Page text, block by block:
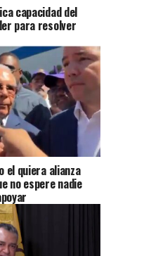
capacidad del
para resolver
el quiera alianza
no espere nadie